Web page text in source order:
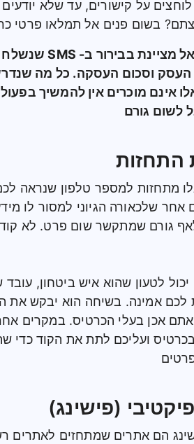
על קישורים, עד שלא
בשום פנים אל תמלאו פרטי
מציינת בבירור ב- SMS שנשלח
וסכום העסקה. כל מה
אינם מוכרים אין להמשיך
לשום גורם
התחזות
מתחזות למספר טלפון שנראה
אחר שלכאורה הגיוני למסור לו
גורם שמתקשר שום פרט. לא
לטעון שהוא איש ביטחון,
אמינה. בשיחה הוא יבקש את
אכן בעלי הכרטיס. במקרים
ועליכם לתת את הקוד כדי
(פישינג)
הם אתרים שמתחזים לאתרים